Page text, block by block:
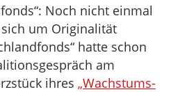
Noch nicht einmal
um Originalität
hatte schon
am
ihres „Wachstums-